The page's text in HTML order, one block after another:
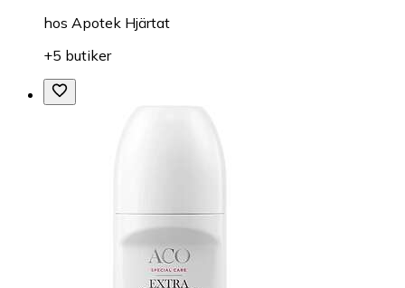
hos Apotek Hjärtat
+5 butiker